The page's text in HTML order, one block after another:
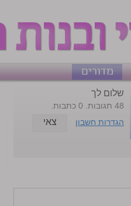
מדורים
שלום לך
48 תגובות. 0 כתבות.
הגדרות חשבון
צאי